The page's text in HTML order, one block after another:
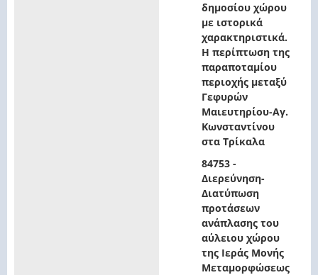
δημοσίου χώρου
με ιστορικά
χαρακτηριστικά.
Η περίπτωση της
παραποταμίου
περιοχής μεταξύ
Γεφυρών
Μαιευτηρίου-Αγ.
Κωνσταντίνου
στα Τρίκαλα
84753 -
Διερεύνηση-
Διατύπωση
προτάσεων
ανάπλασης του
αύλειου χώρου
της Ιεράς Μονής
Μεταμορφώσεως